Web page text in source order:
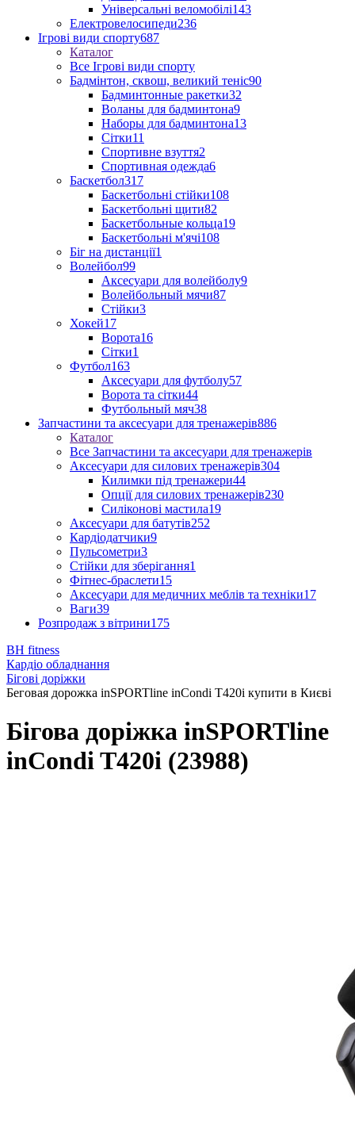
Універсальні веломобілі143
Електровелосипеди236
Ігрові види спорту687
Каталог
Все Ігрові види спорту
Бадмінтон, сквош, великий теніс90
Бадминтонные ракетки32
Воланы для бадминтона9
Наборы для бадминтона13
Сітки11
Спортивне взуття2
Спортивная одежда6
Баскетбол317
Баскетбольні стійки108
Баскетбольні щити82
Баскетбольные кольца19
Баскетбольні м'ячі108
Біг на дистанції1
Волейбол99
Аксесуари для волейболу9
Волейбольный мячи87
Стійки3
Хокей17
Ворота16
Сітки1
Футбол163
Аксесуари для футболу57
Ворота та сітки44
Футбольный мяч38
Запчастини та аксесуари для тренажерів886
Каталог
Все Запчастини та аксесуари для тренажерів
Аксесуари для силових тренажерів304
Килимки під тренажери44
Опції для силових тренажерів230
Силіконові мастила19
Аксесуари для батутів252
Кардіодатчики9
Пульсометри3
Стійки для зберігання1
Фітнес-браслети15
Аксесуари для медичних меблів та техніки17
Ваги39
Розпродаж з вітрини175
BH fitness
Кардіо обладнання
Бігові доріжки
Беговая дорожка inSPORTline inCondi T420i купити в Києві
Бігова доріжка inSPORTline
inCondi T420i (23988)